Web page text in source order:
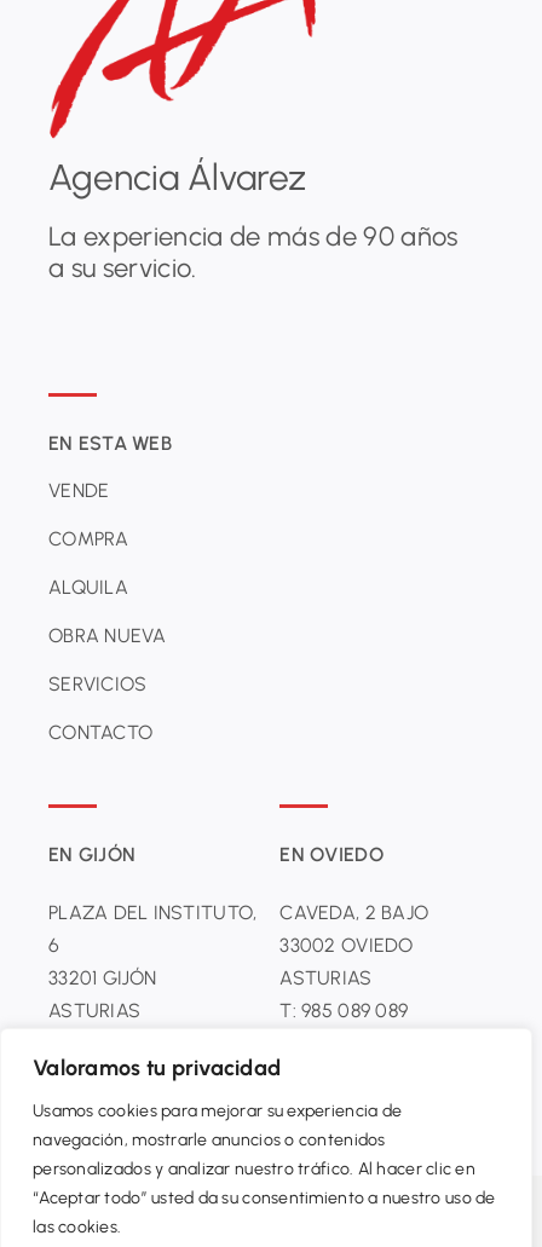
Valoramos tu privacidad
Usamos cookies para mejorar su experiencia de
navegación, mostrarle anuncios o contenidos
personalizados y analizar nuestro tráfico. Al hacer clic en
“Aceptar todo” usted da su consentimiento a nuestro uso de
las cookies.
Agencia Álvarez
La experiencia de más de 90 años
a su servicio.
EN ESTA WEB
VENDE
COMPRA
ALQUILA
OBRA NUEVA
SERVICIOS
CONTACTO
EN GIJÓN
PLAZA DEL INSTITUTO,
6
33201 GĲÓN
ASTURIAS
EN OVIEDO
CAVEDA, 2 BAJO
33002 OVIEDO
ASTURIAS
T: 985 089 089
© AGENCIA ÁLVAREZ – Todos los derechos reservados.